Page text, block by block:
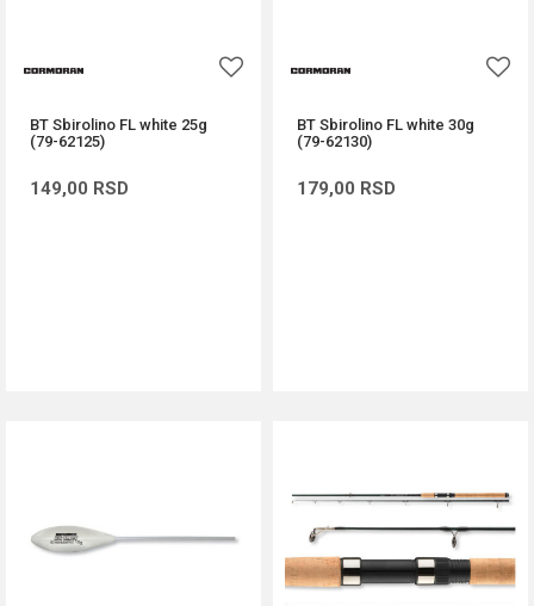
BT Sbirolino FL white 25g
(79-62125)
149,00 RSD
BT Sbirolino FL white 30g
(79-62130)
179,00 RSD